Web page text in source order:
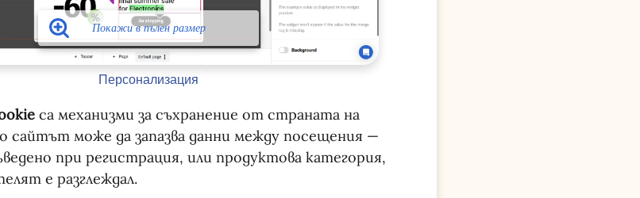
Персонализация
са механизми за съхранение от страната на
сайтът може да запазва данни между посещения —
при регистрация, или продуктова категория,
е разглеждал.